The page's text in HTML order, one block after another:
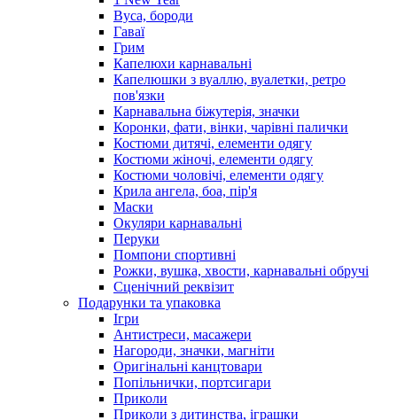
Вуса, бороди
Гаваї
Грим
Капелюхи карнавальні
Капелюшки з вуаллю, вуалетки, ретро
пов'язки
Карнавальна біжутерія, значки
Коронки, фати, вінки, чарівні палички
Костюми дитячі, елементи одягу
Костюми жіночі, елементи одягу
Костюми чоловічі, елементи одягу
Крила ангела, боа, пір'я
Маски
Окуляри карнавальні
Перуки
Помпони спортивні
Рожки, вушка, хвости, карнавальні обручі
Сценічний реквізит
Подарунки та упаковка
Ігри
Антистреси, масажери
Нагороди, значки, магніти
Оригінальні канцтовари
Попільнички, портсигари
Приколи
Приколи з дитинства, іграшки